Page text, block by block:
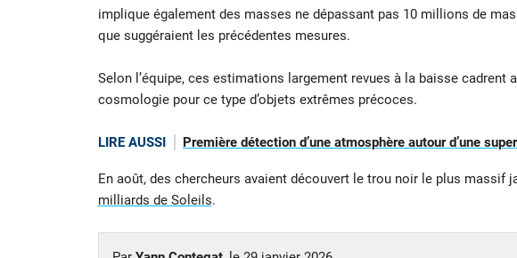
implique également des masses ne dépassant pas 10 millions de
que suggéraient les précédentes mesures.
Selon l’équipe, ces estimations largement revues à la baisse cadrent
cosmologie pour ce type d’objets extrêmes précoces.
LIRE AUSSI Première détection d’une atmosphère autour d’une
En août, des chercheurs avaient découvert le trou noir le plus massif
milliards de Soleils.